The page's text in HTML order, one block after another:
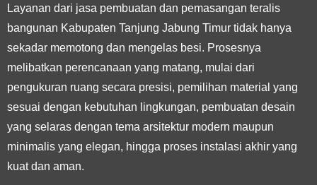
Layanan dari jasa pembuatan dan pemasangan teralis
bangunan Kabupaten Tanjung Jabung Timur tidak hanya
sekadar memotong dan mengelas besi. Prosesnya
melibatkan perencanaan yang matang, mulai dari
pengukuran ruang secara presisi, pemilihan material yang
sesuai dengan kebutuhan lingkungan, pembuatan desain
yang selaras dengan tema arsitektur modern maupun
minimalis yang elegan, hingga proses instalasi akhir yang
kuat dan aman.